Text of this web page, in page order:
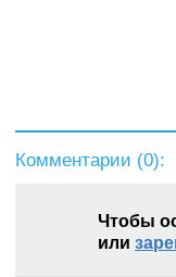
Комментарии (0):
Чтобы
или